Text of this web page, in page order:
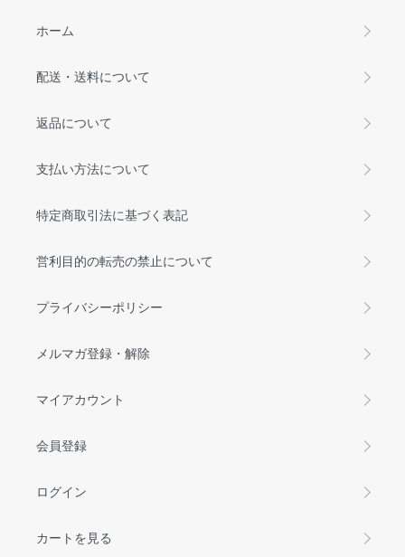
ホーム
配送・送料について
返品について
支払い方法について
特定商取引法に基づく表記
営利目的の転売の禁止について
プライバシーポリシー
メルマガ登録・解除
マイアカウント
会員登録
ログイン
カートを見る